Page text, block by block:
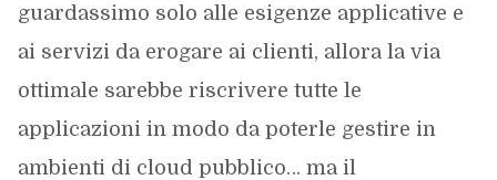
guardassimo solo alle esigenze applicative e
ai servizi da erogare ai clienti, allora la via
ottimale sarebbe riscrivere tutte le
applicazioni in modo da poterle gestire in
ambienti di cloud pubblico… ma il